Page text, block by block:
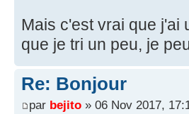
Mais c'est vrai que j'ai
que je tri un peu, je
Re: Bonjour
par bejito » 06 Nov 2017,